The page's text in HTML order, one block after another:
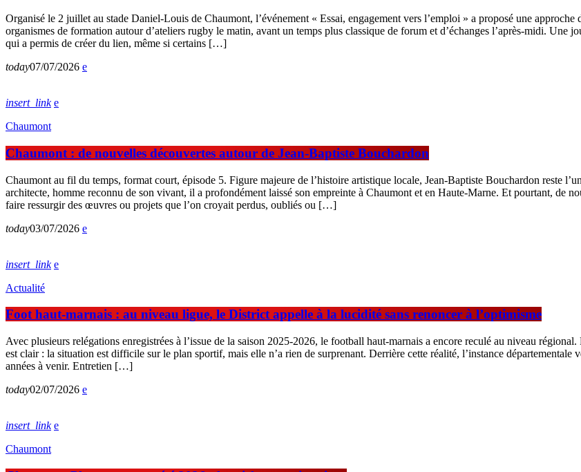
Organisé le 2 juillet au stade Daniel-Louis de Chaumont, l’événement « Essai, engagement vers l’emploi » a proposé une
organismes de formation autour d’ateliers rugby le matin, avant un temps plus classique de forum et d’échanges l’après-midi.
qui a permis de créer du lien, même si certains […]
today07/07/2026
insert_link
Chaumont
Chaumont : de nouvelles découvertes autour de Jean-Baptiste Bouchardon
Chaumont au fil du temps, format court, épisode 5. Figure majeure de l’histoire artistique locale, Jean-Baptiste Bouchardon reste
architecte, homme reconnu de son vivant, il a profondément laissé son empreinte à Chaumont et en Haute-Marne. Et pourtant, de
faire ressurgir des œuvres ou projets que l’on croyait perdus, oubliés ou […]
today03/07/2026
insert_link
Actualité
Foot haut-marnais : au niveau ligue, le District appelle à la lucidité sans renoncer à l’optimisme
Avec plusieurs relégations enregistrées à l’issue de la saison 2025-2026, le football haut-marnais a encore reculé au niveau
est clair : la situation est difficile sur le plan sportif, mais elle n’a rien de surprenant. Derrière cette réalité, l’instance
années à venir. Entretien […]
today02/07/2026
insert_link
Chaumont